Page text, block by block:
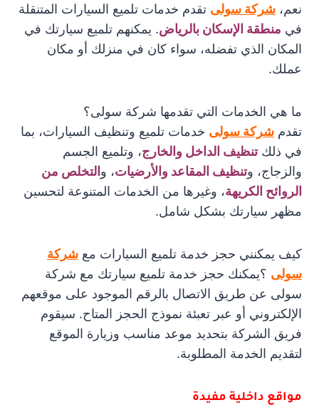
نعم، شركة سولى تقدم خدمات تلميع السيارات المتنقلة
في منطقة الإسكان بالرياض. يمكنهم تلميع سيارتك في
المكان الذي تفضله، سواء كان في منزلك أو مكان
عملك.
ما هي الخدمات التي تقدمها شركة سولى؟
تقدم شركة سولى خدمات تلميع وتنظيف السيارات، بما
في ذلكتنظيف الداخل والخارج، وتلميع الجسم
والزجاج، وتنظيف المقاعد والأرضيات، و التخلص من
الروائح الكريهة، وغيرها من الخدمات المتنوعة لتحسين
مظهر سيارتك بشكل شامل.
كيف يمكنني حجز خدمة تلميع السيارات مع شركة
سولى ؟يمكنك حجز خدمة تلميع سيارتك مع شركة
سولى عن طريق الاتصال بالرقم الموجود على موقعهم
الإلكتروني أو عبر تعبئة نموذج الحجز المتاح. سيقوم
فريق الشركة بتحديد موعد مناسب وزيارة الموقع
لتقديم الخدمة المطلوبة.
مواقع داخلية مفيدة